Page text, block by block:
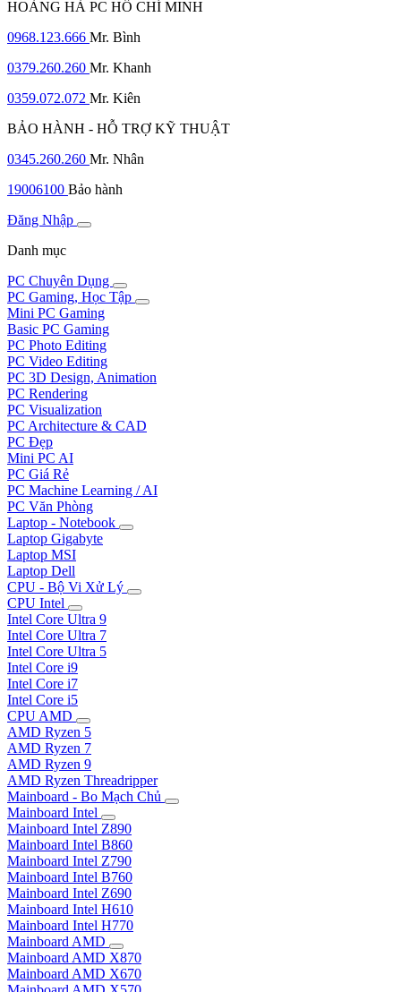
HOÀNG HÀ PC HỒ CHÍ MINH
0968.123.666 Mr. Bình
0379.260.260 Mr. Khanh
0359.072.072 Mr. Kiên
BẢO HÀNH - HỖ TRỢ KỸ THUẬT
0345.260.260 Mr. Nhân
19006100 Bảo hành
Đăng Nhập
Danh mục
PC Chuyên Dụng
PC Gaming, Học Tập
Mini PC Gaming
Basic PC Gaming
PC Photo Editing
PC Video Editing
PC 3D Design, Animation
PC Rendering
PC Visualization
PC Architecture & CAD
PC Đẹp
Mini PC AI
PC Giá Rẻ
PC Machine Learning / AI
PC Văn Phòng
Laptop - Notebook
Laptop Gigabyte
Laptop MSI
Laptop Dell
CPU - Bộ Vi Xử Lý
CPU Intel
Intel Core Ultra 9
Intel Core Ultra 7
Intel Core Ultra 5
Intel Core i9
Intel Core i7
Intel Core i5
CPU AMD
AMD Ryzen 5
AMD Ryzen 7
AMD Ryzen 9
AMD Ryzen Threadripper
Mainboard - Bo Mạch Chủ
Mainboard Intel
Mainboard Intel Z890
Mainboard Intel B860
Mainboard Intel Z790
Mainboard Intel B760
Mainboard Intel Z690
Mainboard Intel H610
Mainboard Intel H770
Mainboard AMD
Mainboard AMD X870
Mainboard AMD X670